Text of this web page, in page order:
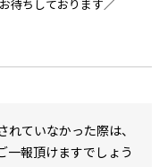
待ちしております／
ていなかった際は、
一報頂けますでしょう